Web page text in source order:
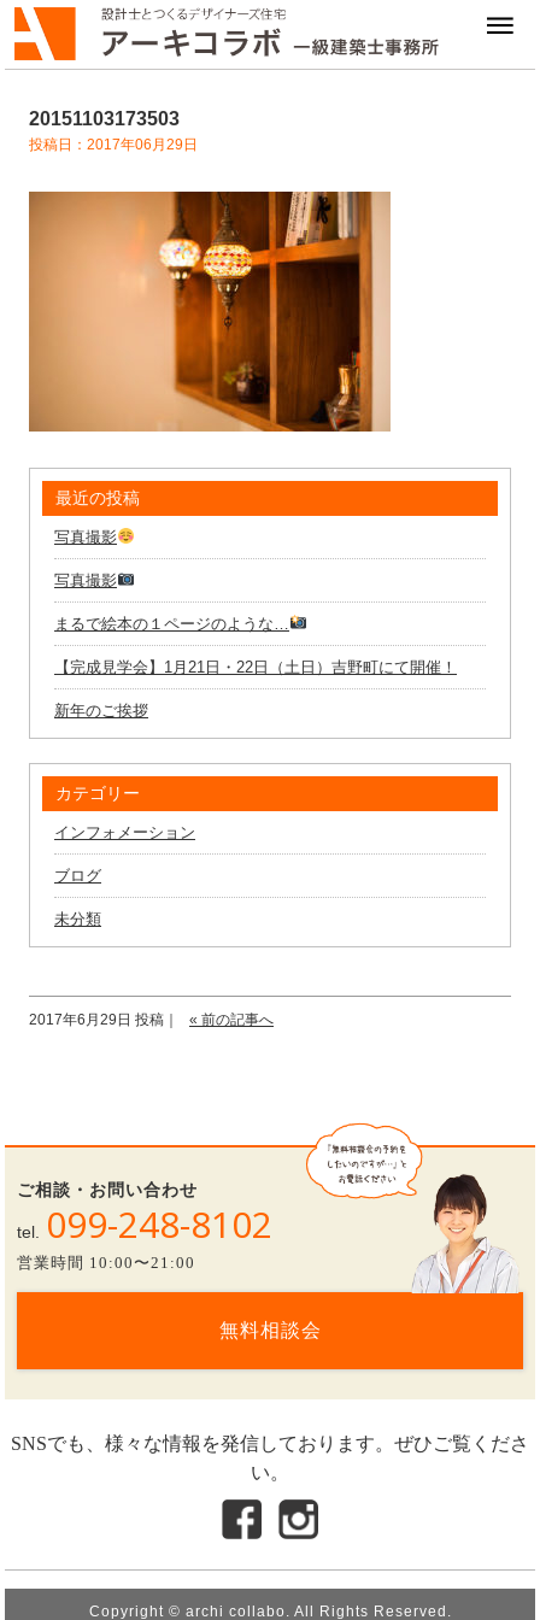
20151103173503
投稿日：2017年06月29日
最近の投稿
写真撮影
写真撮影
まるで絵本の１ページのような…
【完成見学会】1月21日・22日（土日）吉野町にて開催！
新年のご挨拶
カテゴリー
インフォメーション
ブログ
未分類
2017年6月29日 投稿｜ « 前の記事へ
ご相談・お問い合わせ
tel. 099-248-8102
営業時間 10:00〜21:00
無料相談会
SNSでも、様々な情報を発信しております。ぜひご覧くださ
い。
Copyright © archi collabo. All Rights Reserved.